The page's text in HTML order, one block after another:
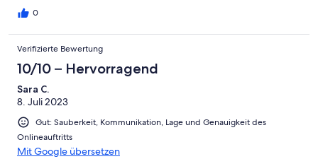
0
Verifizierte Bewertung
10/10 – Hervorragend
Sara C.
8. Juli 2023
Gut: Sauberkeit, Kommunikation, Lage und Genauigkeit des
Onlineauftritts
Mit Google übersetzen